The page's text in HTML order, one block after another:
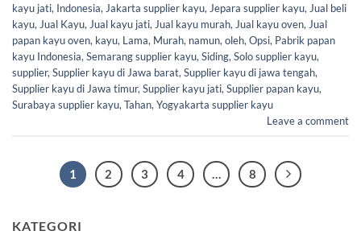
kayu jati, Indonesia, Jakarta supplier kayu, Jepara supplier kayu, Jual beli
kayu, Jual Kayu, Jual kayu jati, Jual kayu murah, Jual kayu oven, Jual
papan kayu oven, kayu, Lama, Murah, namun, oleh, Opsi, Pabrik papan
kayu Indonesia, Semarang supplier kayu, Siding, Solo supplier kayu,
supplier, Supplier kayu di Jawa barat, Supplier kayu di jawa tengah,
Supplier kayu di Jawa timur, Supplier kayu jati, Supplier papan kayu,
Surabaya supplier kayu, Tahan, Yogyakarta supplier kayu
Leave a comment
1 2 3 4 8
KATEGORI